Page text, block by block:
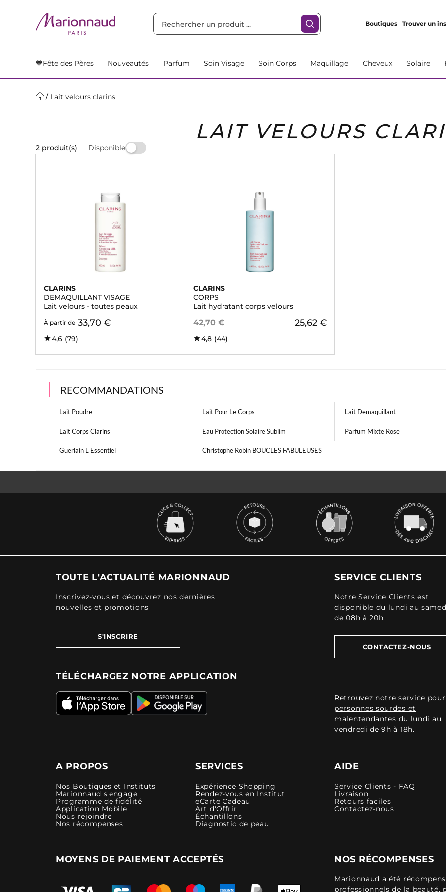
Boutiques Trouver un
💙Fête des Pères Nouveautés Parfum Soin Visage Soin Corps Maquillage Cheveux Solaire
Lait velours clarins
LAIT VELOURS
2 produit(s) Disponible
CLARINS
DEMAQUILLANT VISAGE
Lait velours - toutes peaux
À partir de 33,70 €
4,6 (79)
CLARINS
CORPS
Lait hydratant corps velours
42,70 € 25,62 €
4,8 (44)
RECOMMANDATIONS
Lait Poudre Lait Pour Le Corps Lait Demaquillant
Lait Corps Clarins Eau Protection Solaire Sublim Parfum Mixte Rose
Guerlain L Essentiel Christophe Robin BOUCLES FABULEUSES
TOUTE L'ACTUALITÉ MARIONNAUD
Inscrivez-vous et découvrez nos dernières
nouvelles et promotions
S'INSCRIRE
TÉLÉCHARGEZ NOTRE APPLICATION
SERVICE CLIENTS
Notre Service Clients est
disponible du lundi au
de 08h à 20h.
CONTACTEZ-NOUS
Retrouvez notre service
personnes sourdes et
malentendantes du lundi au
vendredi de 9h à 18h.
A PROPOS
Nos Boutiques et Instituts
Marionnaud s'engage
Programme de fidélité
Application Mobile
Nous rejoindre
Nos récompenses
SERVICES
Expérience Shopping
Rendez-vous en Institut
eCarte Cadeau
Art d'Offrir
Échantillons
Diagnostic de peau
AIDE
Service Clients - FAQ
Livraison
Retours faciles
Contactez-nous
MOYENS DE PAIEMENT ACCEPTÉS NOS RÉCOMPENSES
Marionnaud a été
professionnels de la beauté,